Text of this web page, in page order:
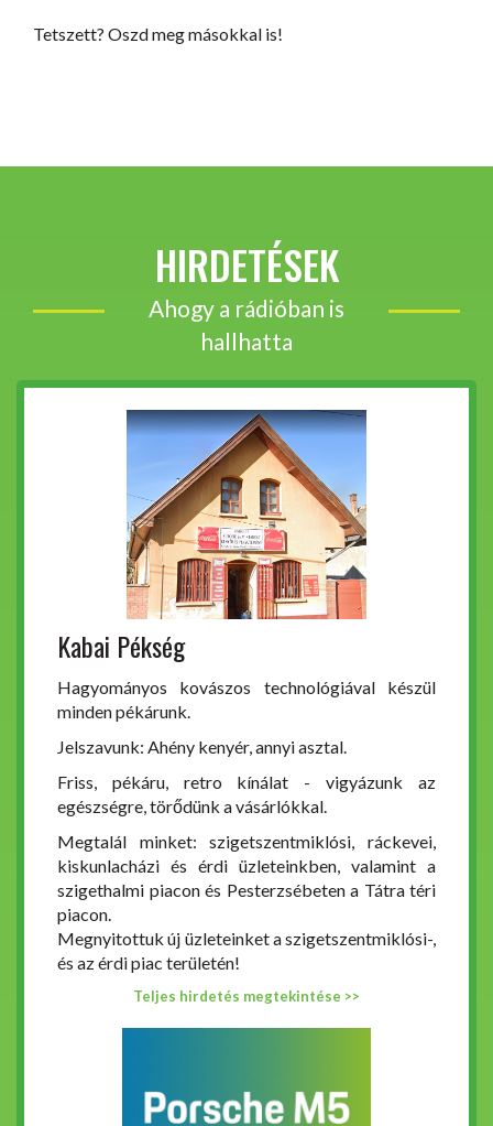
Tetszett? Oszd meg másokkal is!
HIRDETÉSEK
Ahogy a rádióban is
hallhatta
Kabai Pékség
Hagyományos kovászos technológiával készül
minden pékárunk.
Jelszavunk: Ahény kenyér, annyi asztal.
Friss, pékáru, retro kínálat - vigyázunk az
egészségre, törődünk a vásárlókkal.
Megtalál minket: szigetszentmiklósi, ráckevei,
kiskunlacházi és érdi üzleteinkben, valamint a
szigethalmi piacon és Pesterzsébeten a Tátra téri
piacon.
Megnyitottuk új üzleteinket a szigetszentmiklósi-,
és az érdi piac területén!
Teljes hirdetés megtekintése >>